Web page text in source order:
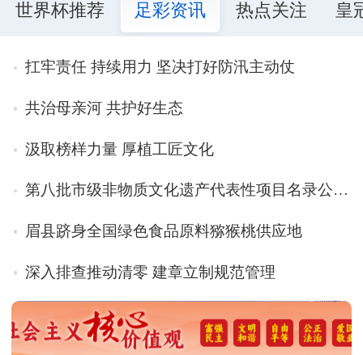
世界杯推荐 足彩资讯 热点关注 皇
扛牢责任 持续用力 坚决打好防汛主动仗
共治母亲河 共护好生态
汲取榜样力量 厚植工匠文化
第八批市级非物质文化遗产代表性项目名录公布44个非遗项目入选
眉县跻身全国绿色食品原料猕猴桃供应地
深入排查推动清零 建章立制规范管理